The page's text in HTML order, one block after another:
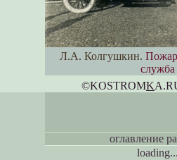
Л.А. Колгушкин.
служба
©KOSTROMK
оглавление
loading...